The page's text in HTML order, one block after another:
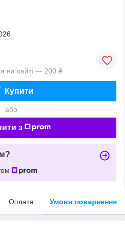
на сайті — 200 ₴
Купити
або
з
Оплата Умови повернення